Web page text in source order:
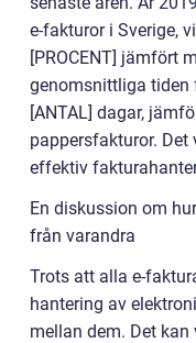
e-fakturor i Sverige,
[PROCENT] jämfört
genomsnittliga tiden
[ANTAL] dagar,
pappersfakturor.
effektiv
En diskussion om
från varandra
Trots att alla e-
hantering av
mellan dem. Det